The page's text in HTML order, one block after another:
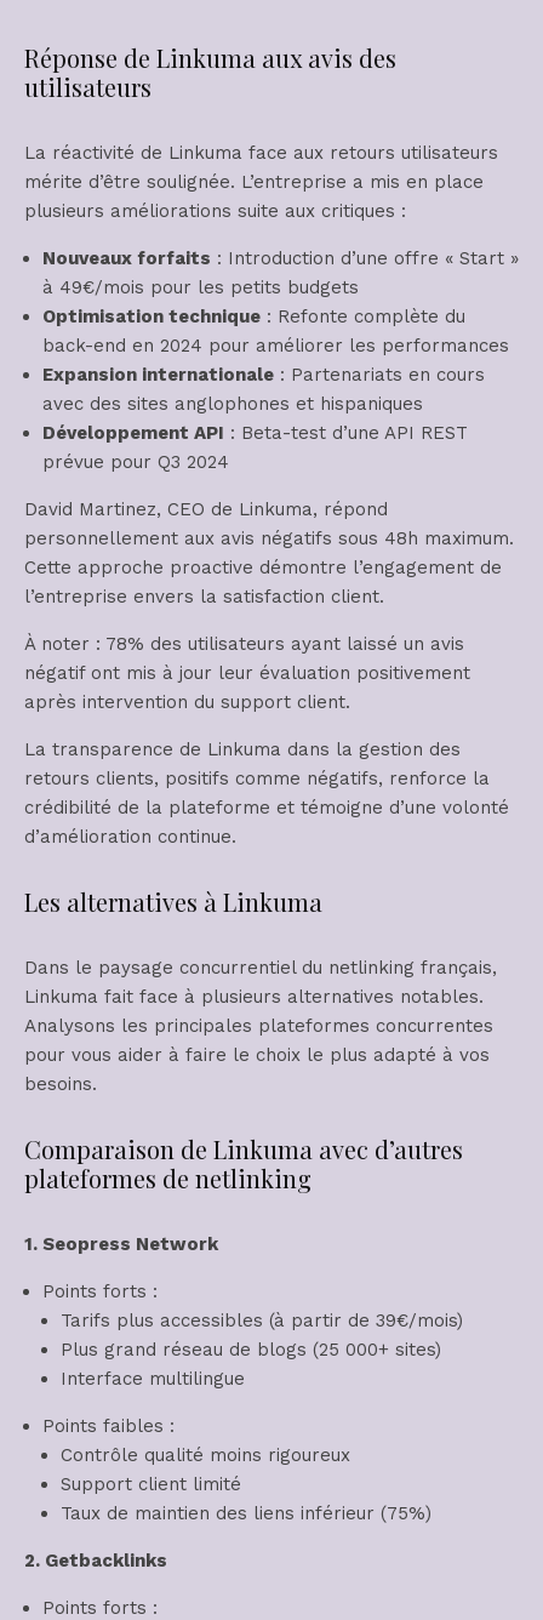
Réponse de Linkuma aux avis des
utilisateurs
La réactivité de Linkuma face aux retours utilisateurs
mérite d’être soulignée. L’entreprise a mis en place
plusieurs améliorations suite aux critiques :
Nouveaux forfaits : Introduction d’une offre « Start »
à 49€/mois pour les petits budgets
Optimisation technique : Refonte complète du
back-end en 2024 pour améliorer les performances
Expansion internationale : Partenariats en cours
avec des sites anglophones et hispaniques
Développement API : Beta-test d’une API REST
prévue pour Q3 2024
David Martinez, CEO de Linkuma, répond
personnellement aux avis négatifs sous 48h maximum.
Cette approche proactive démontre l’engagement de
l’entreprise envers la satisfaction client.
À noter : 78% des utilisateurs ayant laissé un avis
négatif ont mis à jour leur évaluation positivement
après intervention du support client.
La transparence de Linkuma dans la gestion des
retours clients, positifs comme négatifs, renforce la
crédibilité de la plateforme et témoigne d’une volonté
d’amélioration continue.
Les alternatives à Linkuma
Dans le paysage concurrentiel du netlinking français,
Linkuma fait face à plusieurs alternatives notables.
Analysons les principales plateformes concurrentes
pour vous aider à faire le choix le plus adapté à vos
besoins.
Comparaison de Linkuma avec d’autres
plateformes de netlinking
1. Seopress Network
Points forts :
Tarifs plus accessibles (à partir de 39€/mois)
Plus grand réseau de blogs (25 000+ sites)
Interface multilingue
Points faibles :
Contrôle qualité moins rigoureux
Support client limité
Taux de maintien des liens inférieur (75%)
2. Getbacklinks
Points forts :